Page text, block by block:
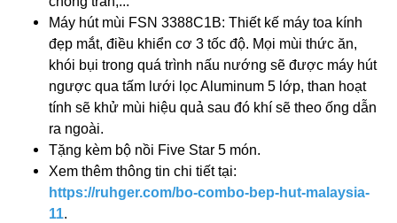
Máy hút mùi FSN 3388C1B: Thiết kế máy toa kính
đẹp mắt, điều khiển cơ 3 tốc độ. Mọi mùi thức ăn,
khói bụi trong quá trình nấu nướng sẽ được máy hút
ngược qua tấm lưới lọc Aluminum 5 lớp, than hoạt
tính sẽ khử mùi hiệu quả sau đó khí sẽ theo ống dẫn
ra ngoài.
Tặng kèm bộ nồi Five Star 5 món.
Xem thêm thông tin chi tiết tại:
https://ruhger.com/bo-combo-bep-hut-malaysia-
11.